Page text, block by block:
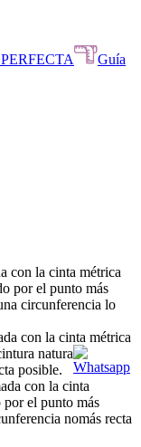
Guía
con la cinta métrica
por el punto más
circunferencia lo
con la cinta métrica
natural
posible.
con la cinta
por el punto más
nomás recta